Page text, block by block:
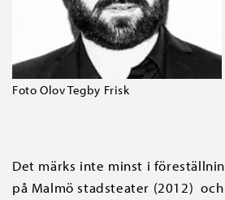
Foto Olov Tegby Frisk
Det märks inte minst i
på Malmö stadsteater (2012) och